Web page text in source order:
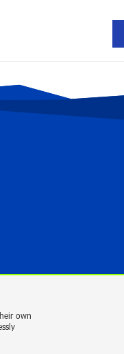
the Hayastan
Mobility World
international
own